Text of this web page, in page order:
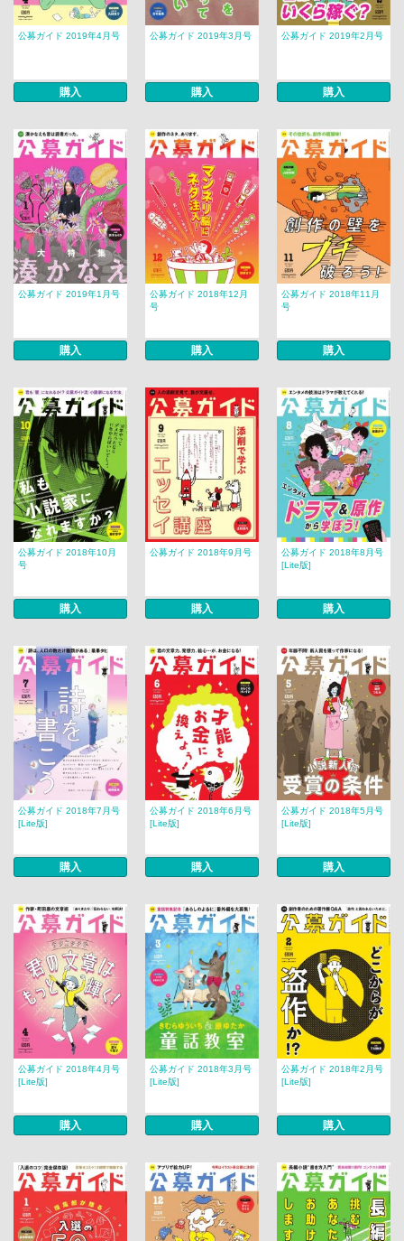
公募ガイド 2019年4月号
購入
公募ガイド 2019年3月号
購入
公募ガイド 2019年2月号
購入
公募ガイド 2019年1月号
購入
公募ガイド 2018年12月
号
購入
公募ガイド 2018年11月
号
購入
公募ガイド 2018年10月
号
購入
公募ガイド 2018年9月号
購入
公募ガイド 2018年8月号
[Lite版]
購入
公募ガイド 2018年7月号
[Lite版]
購入
公募ガイド 2018年6月号
[Lite版]
購入
公募ガイド 2018年5月号
[Lite版]
購入
公募ガイド 2018年4月号
[Lite版]
購入
公募ガイド 2018年3月号
[Lite版]
購入
公募ガイド 2018年2月号
[Lite版]
購入